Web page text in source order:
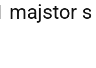
majstor